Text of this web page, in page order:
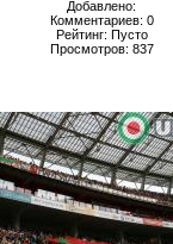
Добавлено:
Комментариев: 0
Рейтинг: Пусто
Просмотров: 837